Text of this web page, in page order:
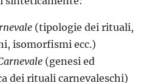
(tipologie dei rituali,
isomorfismi ecc.)
(genesi ed
dei rituali carnevaleschi)